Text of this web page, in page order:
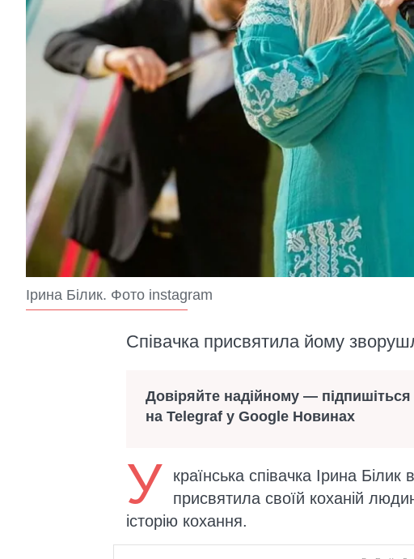
Ірина Білик. Фото instagram
Співачка присвятила йому
Довіряйте надійному — підпишіться
на Telegraf у Google Новинах
У
країнська співачка Ірина
присвятила своїй коханій
історію кохання.